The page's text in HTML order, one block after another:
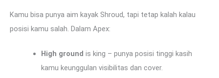
Kamu bisa punya aim kayak Shroud, tapi tetap kalah kalau
posisi kamu salah. Dalam Apex:
High ground is king – punya posisi tinggi kasih
kamu keunggulan visibilitas dan cover.